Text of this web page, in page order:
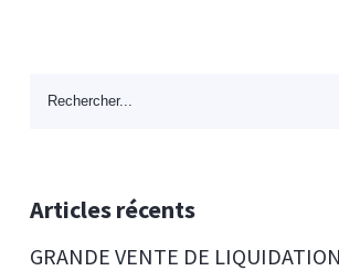
Articles récents
GRANDE VENTE DE